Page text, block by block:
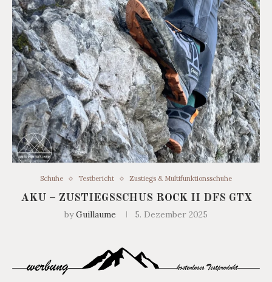
Schuhe Testbericht Zustiegs & Multifunktionsschuhe
AKU – ZUSTIEGSSCHUS ROCK II DFS GTX
byGuillaume 5. Dezember 2025